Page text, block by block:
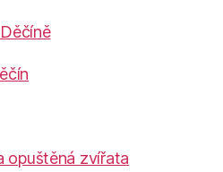
opuštěná zvířata